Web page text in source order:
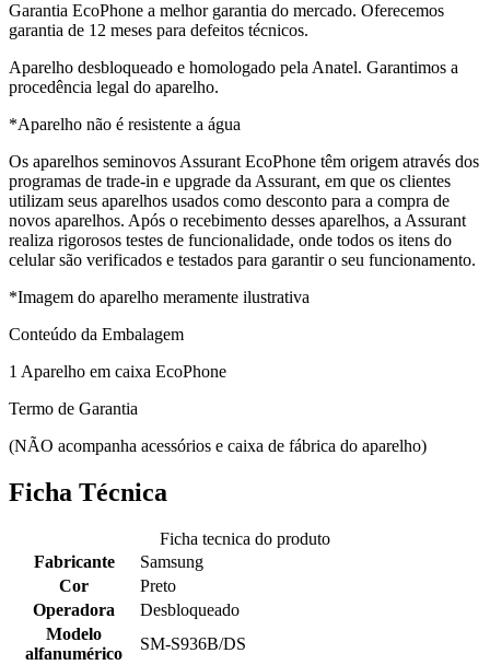
Garantia EcoPhone a melhor garantia do mercado. Oferecemos
garantia de 12 meses para defeitos técnicos.
Aparelho desbloqueado e homologado pela Anatel. Garantimos a
procedência legal do aparelho.
*Aparelho não é resistente a água
Os aparelhos seminovos Assurant EcoPhone têm origem através dos
programas de trade-in e upgrade da Assurant, em que os clientes
utilizam seus aparelhos usados como desconto para a compra de
novos aparelhos. Após o recebimento desses aparelhos, a Assurant
realiza rigorosos testes de funcionalidade, onde todos os itens do
celular são verificados e testados para garantir o seu funcionamento.
*Imagem do aparelho meramente ilustrativa
Conteúdo da Embalagem
1 Aparelho em caixa EcoPhone
Termo de Garantia
(NÃO acompanha acessórios e caixa de fábrica do aparelho)
Ficha Técnica
Ficha tecnica do produto
Fabricante
Samsung
Cor
Preto
Operadora
Desbloqueado
Modelo
alfanumérico
SM-S936B/DS